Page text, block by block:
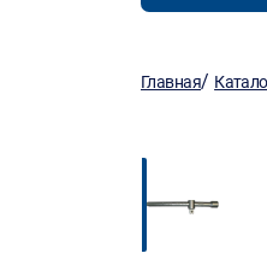
Главная/